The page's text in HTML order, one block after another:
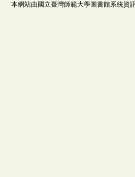
本網站由國立臺灣師範大學圖書館系統資